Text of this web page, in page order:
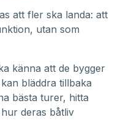
att fler ska landa: att
utan som
känna att de bygger
bläddra tillbaka
bästa turer, hitta
deras båtliv